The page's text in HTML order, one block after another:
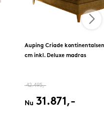
Auping Criade
cm inkl. Deluxe madras
42.495,-
Nu 31.871,-